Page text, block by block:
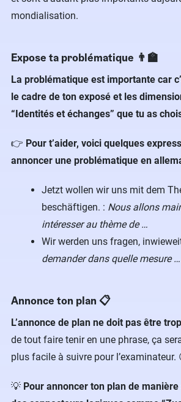
mondialisation.
Expose ta problématique 👨‍🏫
La problématique est importante car
le cadre de ton exposé et les
“Identités et échanges” que tu as
👉 Pour t’aider, voici quelques
annoncer une problématique en
Jetzt wollen wir uns mit dem
beschäftigen. : Nous allons
intéresser au thème de …
Wir werden uns fragen,
demander dans quelle mesure …
Annonce ton plan 📋
L’annonce de plan ne doit pas être
de tout faire tenir en une phrase, ça
plus facile à suivre pour l’examinateur.
💡 Pour annoncer ton plan de